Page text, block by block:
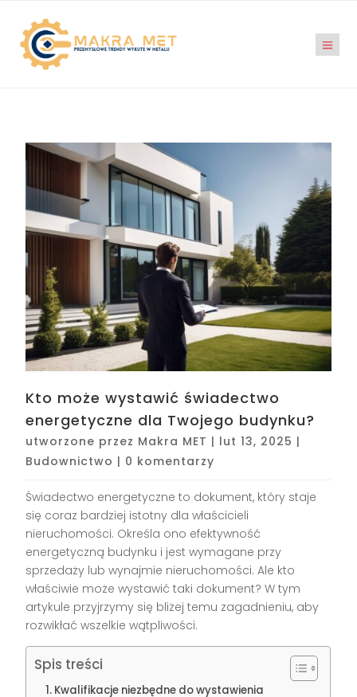
Kto może wystawić świadectwo
energetyczne dla Twojego budynku?
utworzone przez Makra MET | lut 13, 2025 |
Budownictwo | 0 komentarzy
Świadectwo energetyczne to dokument, który staje
się coraz bardziej istotny dla właścicieli
nieruchomości. Określa ono efektywność
energetyczną budynku i jest wymagane przy
sprzedaży lub wynajmie nieruchomości. Ale kto
właściwie może wystawić taki dokument? W tym
artykule przyjrzymy się bliżej temu zagadnieniu, aby
rozwikłać wszelkie wątpliwości.
Spis treści
Kwalifikacje niezbędne do wystawienia